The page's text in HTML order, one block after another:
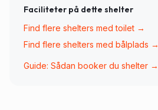
Faciliteter på dette shelter
Find flere shelters medtoilet →
Find flere shelters med bålplads →
Guide: Sådan booker du shelter →